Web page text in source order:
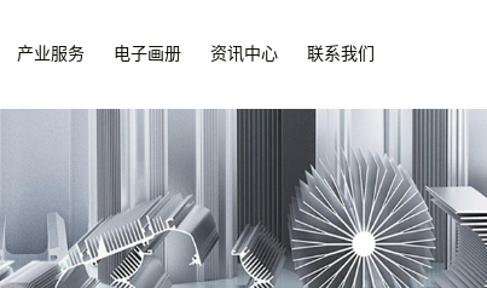
产业服务 电子画册 资讯中心 联系我们